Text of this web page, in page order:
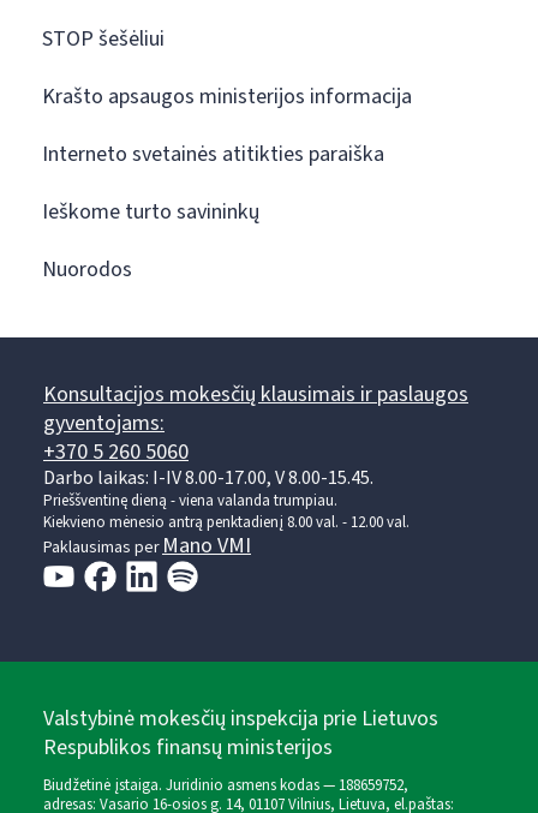
STOP šešėliui
Krašto apsaugos ministerijos informacija
Interneto svetainės atitikties paraiška
Ieškome turto savininkų
Nuorodos
Konsultacijos mokesčių klausimais ir paslaugos
gyventojams:
+370 5 260 5060
Darbo laikas: I-IV 8.00-17.00, V 8.00-15.45.
Prieššventinę dieną - viena valanda trumpiau.
Kiekvieno mėnesio antrą penktadienį 8.00 val. - 12.00 val.
Paklausimas perMano VMI
Valstybinė mokesčių inspekcija prie Lietuvos
Respublikos finansų ministerijos
Biudžetinė įstaiga. Juridinio asmens kodas — 188659752,
adresas: Vasario 16-osios g. 14, 01107 Vilnius, Lietuva, el.paštas: